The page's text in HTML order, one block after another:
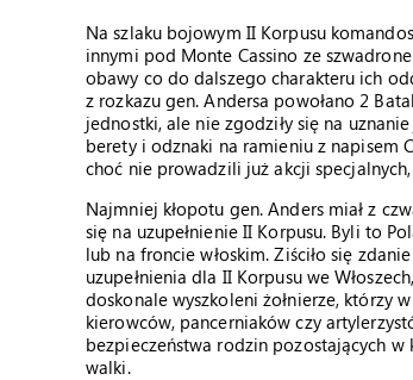
Na szlaku bojowym II Korpusu
innymi pod Monte Cassino ze
obawy co do dalszego charakteru ich
z rozkazu gen. Andersa powołano 2
jednostki, ale nie zgodziły się na
berety i odznaki na ramieniu z napisem
choć nie prowadzili już akcji
Najmniej kłopotu gen. Anders miał z
się na uzupełnienie II Korpusu. Byli to
lub na froncie włoskim. Ziściło się
uzupełnienia dla II Korpusu we
doskonale wyszkoleni żołnierze, którzy
kierowców, pancerniaków czy
bezpieczeństwa rodzin pozostających
walki.